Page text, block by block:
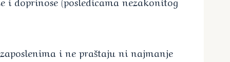
i ne praštaju ni najmanje